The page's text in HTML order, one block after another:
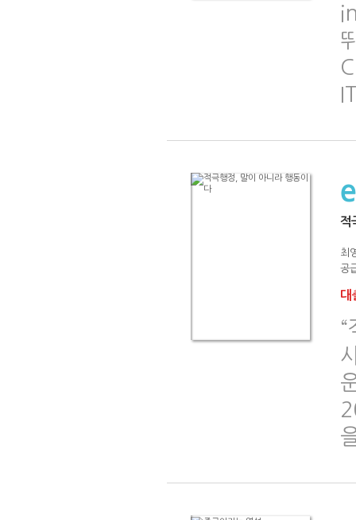
적
최
공
대